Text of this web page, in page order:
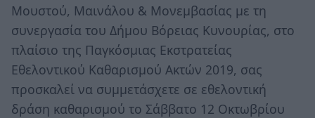
Μουστού, Μαινάλου & Μονεμβασίας με τη
συνεργασία του Δήμου Βόρειας Κυνουρίας, στο
πλαίσιο της Παγκόσμιας Εκστρατείας
Εθελοντικού Καθαρισμού Ακτών 2019, σας
προσκαλεί να συμμετάσχετε σε εθελοντική
δράση καθαρισμού το Σάββατο 12 Οκτωβρίου